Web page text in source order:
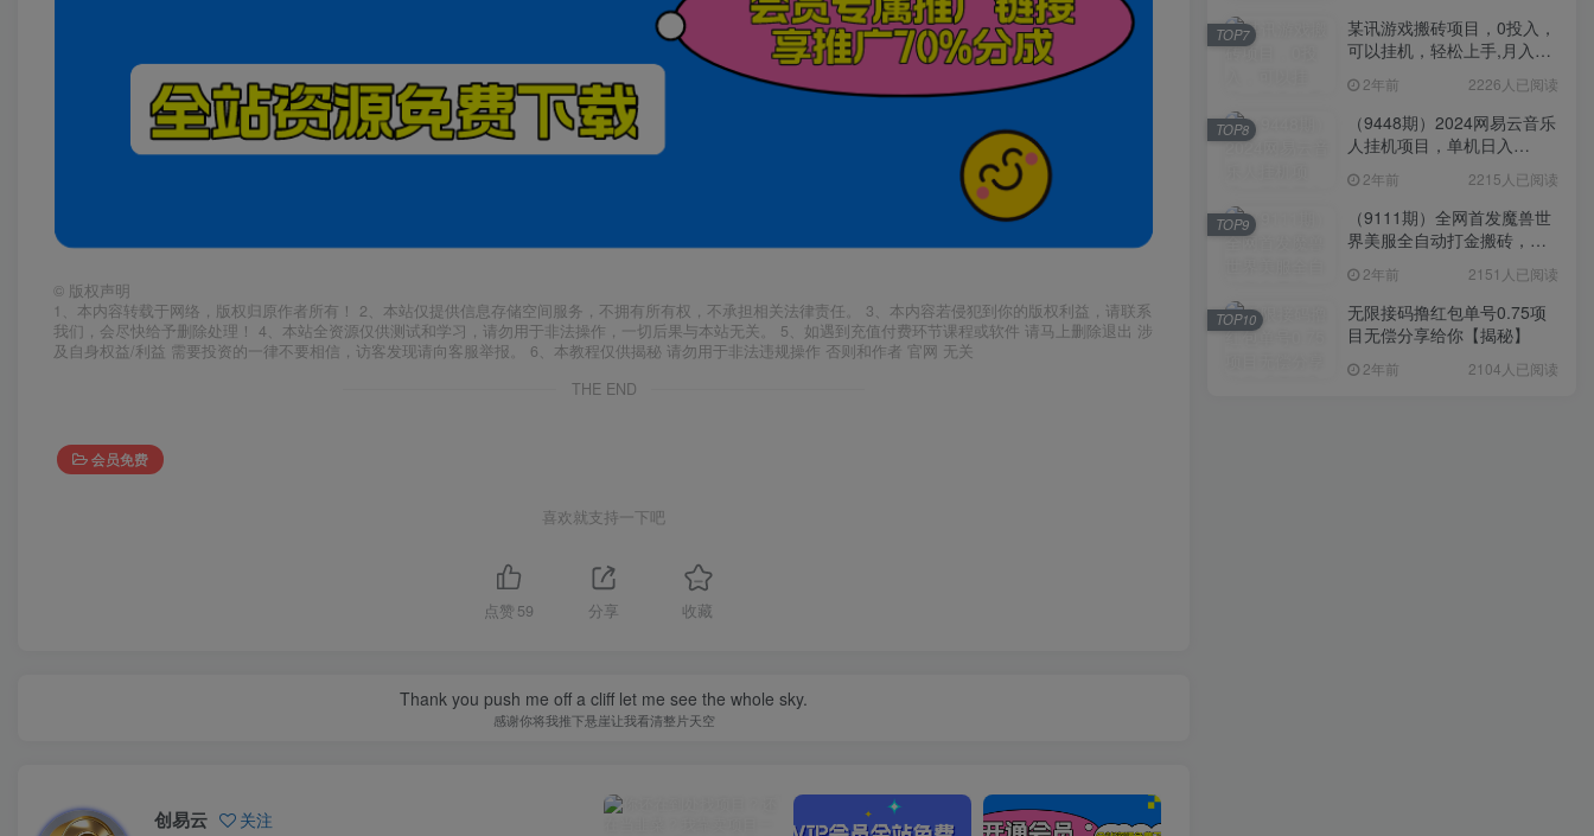
© 版权声明
1、本内容转载于网络，版权归原作者所有！ 2、本站仅提供信息存储空间服务，不拥有所有权，不承担相关法律责任。 3、本内容若侵犯到你的版权利益，请联系
我们，会尽快给予删除处理！ 4、本站全资源仅供测试和学习，请勿用于非法操作，一切后果与本站无关。 5、如遇到充值付费环节课程或软件 请马上删除退出 涉
及自身权益/利益 需要投资的一律不要相信，访客发现请向客服举报。 6、本教程仅供揭秘 请勿用于非法违规操作 否则和作者 官网 无关
THE END
会员免费
喜欢就支持一下吧
点赞 59 分享 收藏
Thank you push me off a cliff let me see the whole sky.
感谢你将我推下悬崖让我看清整片天空
创易云 关注
某讯游戏搬砖项目，0投入，
可以挂机，轻松上手,月入
2年前 2226人已阅读
TOP7
（9448期）2024网易云音乐
人挂机项目，单机日入
2年前 2215人已阅读
TOP8
（9111期）全网首发魔兽世
界美服全自动打金搬砖，日
姆级教学
2年前 2151人已阅读
TOP9
无限接码撸红包单号0.75项
目无偿分享给你【揭秘】
2年前 2104人已阅读
TOP10